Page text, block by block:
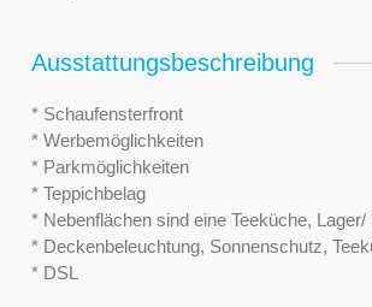
Ausstattungsbeschreibung
* Schaufensterfront
* Werbemöglichkeiten
* Parkmöglichkeiten
* Teppichbelag
* Nebenflächen sind eine Teeküche, Lager/
* Deckenbeleuchtung, Sonnenschutz,
* DSL